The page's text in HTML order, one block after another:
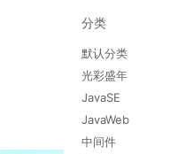
分类
默认分类
光彩盛年
JavaSE
JavaWeb
中间件